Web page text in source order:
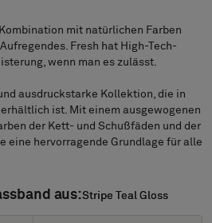
mit natürlichen Farben
Fresh hat High-Tech-
wenn man es zulässt.
ausdruckstarke Kollektion, die in
ist. Mit einem ausgewogenen
der Kett- und Schußfäden und der
eine hervorragende Grundlage für alle
aus:Stripe Teal Gloss
Stripe Teal Gloss